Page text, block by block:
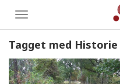
Toggle
menu
Tagget med Historie